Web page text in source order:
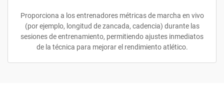
Proporciona a los entrenadores métricas de marcha en vivo
(por ejemplo, longitud de zancada, cadencia) durante las
sesiones de entrenamiento, permitiendo ajustes inmediatos
de la técnica para mejorar el rendimiento atlético.